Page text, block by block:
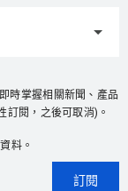
時掌握相關新聞、產品
訂閱，之後可取消)。
料。
訂閱